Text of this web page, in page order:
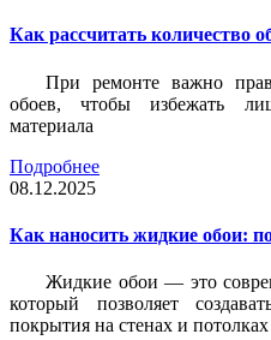
Как рассчитать количество
При ремонте важно
обоев, чтобы избежать
материала
Подробнее
08.12.2025
Как наносить жидкие обои:
Жидкие обои — это
который позволяет
покрытия на стенах и потолках